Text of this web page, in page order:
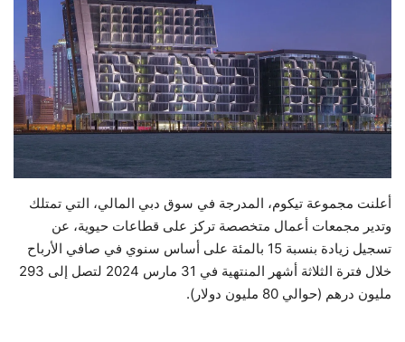
رياضة
فيديو
أعلنت مجموعة تيكوم، المدرجة في سوق دبي المالي، التي تمتلك
وتدير مجمعات أعمال متخصصة تركز على قطاعات حيوية، عن
تسجيل زيادة بنسبة 15 بالمئة على أساس سنوي في صافي الأرباح
خلال فترة الثلاثة أشهر المنتهية في 31 مارس 2024 لتصل إلى 293
مليون درهم (حوالي 80 مليون دولار).